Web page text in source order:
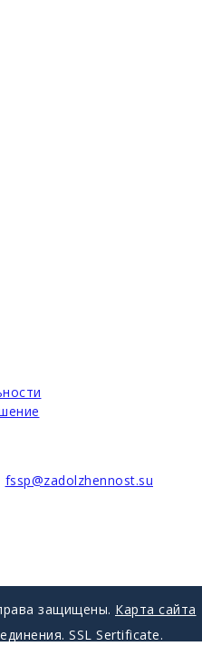
fssp@zadolzhennost.su
защищены. Карта сайта
SSL Sertificate.